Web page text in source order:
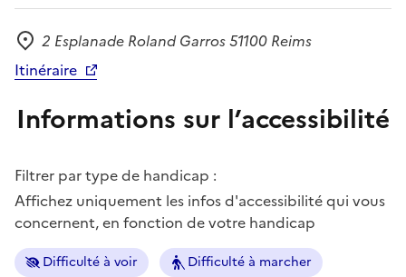
Adresse
2 Esplanade Roland Garros 51100 Reims
Itinéraire
Informations sur l’accessibilité
Filtrer par type de handicap :
Affichez uniquement les infos d'accessibilité qui vous
concernent, en fonction de votre handicap
Difficulté à voir Difficulté à marcher